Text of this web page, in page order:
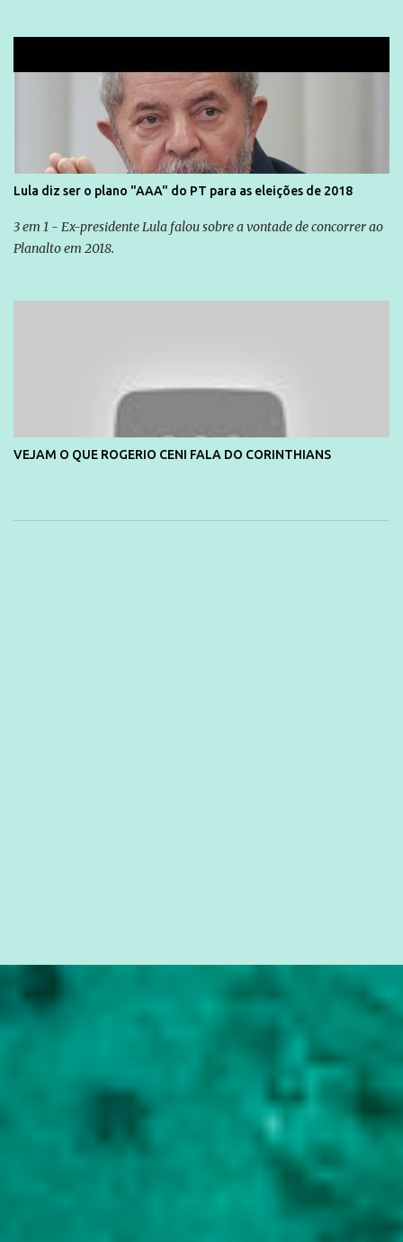
Lula diz ser o plano "AAA" do PT para as eleições de 2018
3 em 1 - Ex-presidente Lula falou sobre a vontade de concorrer ao
Planalto em 2018.
VEJAM O QUE ROGERIO CENI FALA DO CORINTHIANS